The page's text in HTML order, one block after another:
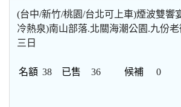
(台中/新竹/桃園/台北可上車)煙波雙響
冷熱泉)南山部落.北關海潮公園.九份
三日
38 36 0